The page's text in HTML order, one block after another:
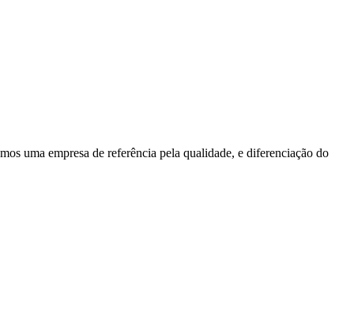
uma empresa de referência pela qualidade, e diferenciação do